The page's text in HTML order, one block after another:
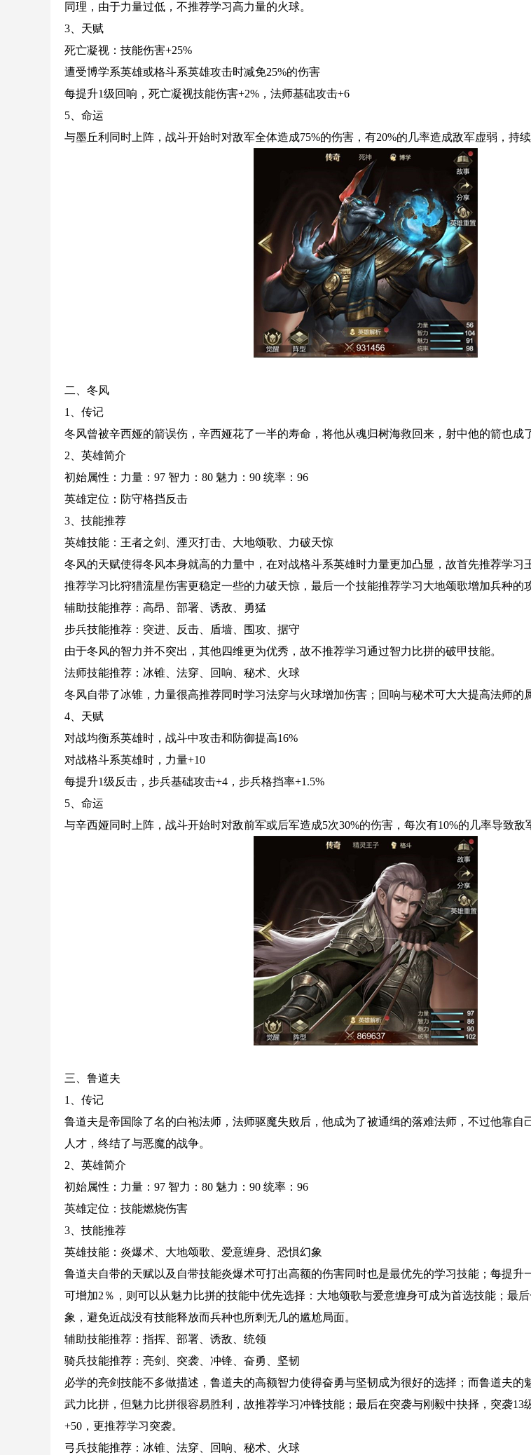
同理，由于力量过低，不推荐学习高力量的火球。
3、天赋
死亡凝视：技能伤害+25%
遭受博学系英雄或格斗系英雄攻击时减免25%的伤害
每提升1级回响，死亡凝视技能伤害+2%，法师基础攻击+6
5、命运
与墨丘利同时上阵，战斗开始时对敌军全体造成75%的伤害，有20%的几率造成敌军虚弱，持续
二、冬风
1、传记
冬风曾被辛西娅的箭误伤，辛西娅花了一半的寿命，将他从魂归树海救回来，射中他的箭也成
2、英雄简介
初始属性：力量：97 智力：80 魅力：90 统率：96
英雄定位：防守格挡反击
3、技能推荐
英雄技能：王者之剑、湮灭打击、大地颂歌、力破天惊
冬风的天赋使得冬风本身就高的力量中，在对战格斗系英雄时力量更加凸显，故首先推荐学习
推荐学习比狩猎流星伤害更稳定一些的力破天惊，最后一个技能推荐学习大地颂歌增加兵种的
辅助技能推荐：高昂、部署、诱敌、勇猛
步兵技能推荐：突进、反击、盾墙、围攻、据守
由于冬风的智力并不突出，其他四维更为优秀，故不推荐学习通过智力比拼的破甲技能。
法师技能推荐：冰锥、法穿、回响、秘术、火球
冬风自带了冰锥，力量很高推荐同时学习法穿与火球增加伤害；回响与秘术可大大提高法师的
4、天赋
对战均衡系英雄时，战斗中攻击和防御提高16%
对战格斗系英雄时，力量+10
每提升1级反击，步兵基础攻击+4，步兵格挡率+1.5%
5、命运
与辛西娅同时上阵，战斗开始时对敌前军或后军造成5次30%的伤害，每次有10%的几率导致敌
三、鲁道夫
1、传记
鲁道夫是帝国除了名的白袍法师，法师驱魔失败后，他成为了被通缉的落难法师，不过他靠自
人才，终结了与恶魔的战争。
2、英雄简介
初始属性：力量：97 智力：80 魅力：90 统率：96
英雄定位：技能燃烧伤害
3、技能推荐
英雄技能：炎爆术、大地颂歌、爱意缠身、恐惧幻象
鲁道夫自带的天赋以及自带技能炎爆术可打出高额的伤害同时也是最优先的学习技能；每提升
可增加2％，则可以从魅力比拼的技能中优先选择：大地颂歌与爱意缠身可成为首选技能；最
象，避免近战没有技能释放而兵种也所剩无几的尴尬局面。
辅助技能推荐：指挥、部署、诱敌、统领
骑兵技能推荐：亮剑、突袭、冲锋、奋勇、坚韧
必学的亮剑技能不多做描述，鲁道夫的高额智力使得奋勇与坚韧成为很好的选择；而鲁道夫的
武力比拼，但魅力比拼很容易胜利，故推荐学习冲锋技能；最后在突袭与刚毅中抉择，突袭13
+50，更推荐学习突袭。
弓兵技能推荐：冰锥、法穿、回响、秘术、火球